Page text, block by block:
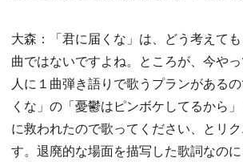
大森：「君に届くな」は、どう考えて
曲ではないですよね。ところが、今や
人に１曲弾き語りで歌うプランがある
くな」の「憂鬱はピンボケしてるから
に救われたので歌ってください、とリ
す。退廃的な場面を描写した歌詞なの